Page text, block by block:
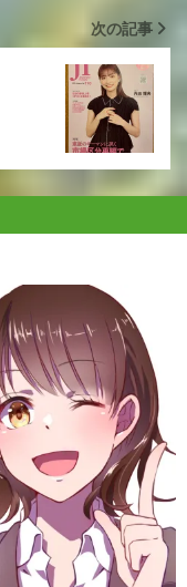
次の記事